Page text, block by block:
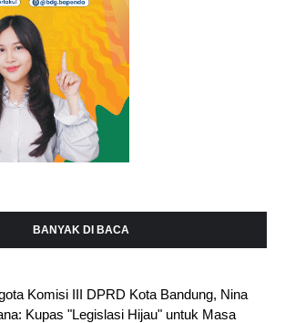
BANYAK DI BACA
Komisi III DPRD Kota Bandung, Nina
Kupas "Legislasi Hijau" untuk Masa